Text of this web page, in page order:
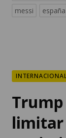
Trump
limitar